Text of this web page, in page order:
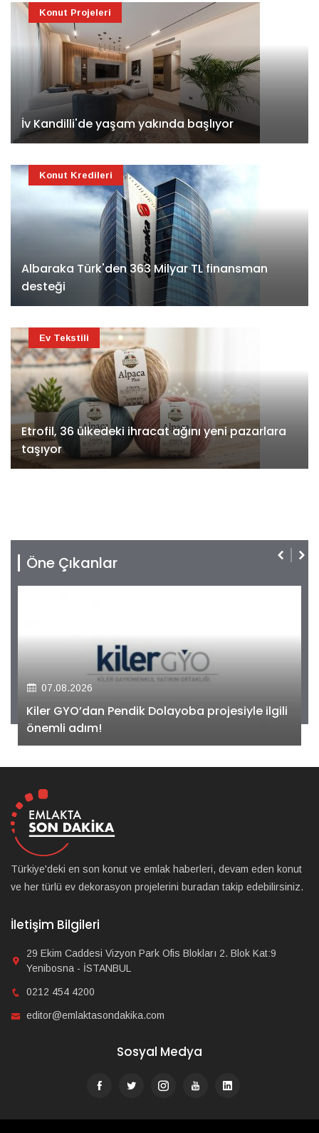
İv Kandilli'de yaşam yakında başlıyor
Konut Projeleri
Albaraka Türk'den 363 Milyar TL finansman
desteği
Konut Kredileri
Etrofil, 36 ülkedeki ihracat ağını yeni pazarlara
taşıyor
Ev Tekstili
Öne Çıkanlar
07.08.2026
Kiler GYO’dan Pendik Dolayoba projesiyle ilgili
önemli adım!
Türkiye'deki en son konut ve emlak haberleri, devam eden konut
ve her türlü ev dekorasyon projelerini buradan takip edebilirsiniz.
İletişim Bilgileri
29 Ekim Caddesi Vizyon Park Ofis Blokları 2. Blok Kat:9
Yenibosna - İSTANBUL
0212 454 4200
editor@emlaktasondakika.com
Sosyal Medya